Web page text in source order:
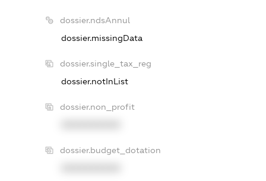
dossier.ndsAnnul
dossier.missingData
dossier.single_tax_reg
dossier.notInList
dossier.non_profit
dossier.budget_dotation